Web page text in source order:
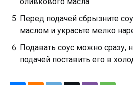
Перед подачей сбрызните
маслом и украсьте мелко
Подавать соус можно сразу,
подачей поставить его в